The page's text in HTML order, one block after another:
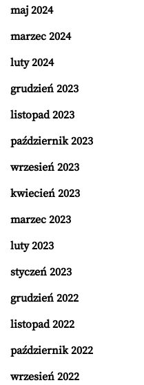
maj 2024
marzec 2024
luty 2024
grudzień 2023
listopad 2023
październik 2023
wrzesień 2023
kwiecień 2023
marzec 2023
luty 2023
styczeń 2023
grudzień 2022
listopad 2022
październik 2022
wrzesień 2022